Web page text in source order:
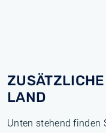
LAND
Unten stehend finden